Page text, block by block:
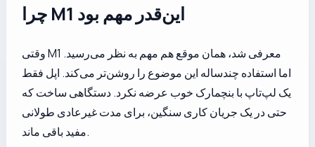
چرا M1 این‌قدر مهم بود
وقتی M1 معرفی شد، همان موقع هم مهم به نظر می‌رسید.
اما استفاده چندساله این موضوع را روشن‌تر می‌کند. اپل فقط
یک لپ‌تاپ با بنچمارک خوب عرضه نکرد. دستگاهی ساخت که
حتی در یک جریان کاری سنگین، برای مدت غیرعادی طولانی
مفید باقی ماند.